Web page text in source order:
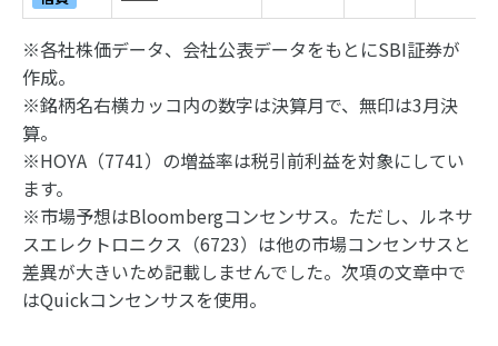
※各社株価データ、会社公表データをもとにSBI証券が
作成。
※銘柄名右横カッコ内の数字は決算月で、無印は3月決
算。
※HOYA（7741）の増益率は税引前利益を対象にしてい
ます。
※市場予想はBloombergコンセンサス。ただし、ルネサ
スエレクトロニクス（6723）は他の市場コンセンサスと
差異が大きいため記載しませんでした。次項の文章中で
はQuickコンセンサスを使用。